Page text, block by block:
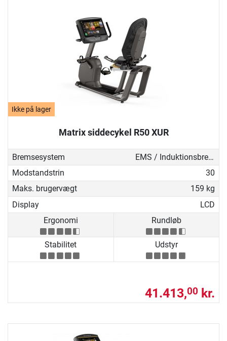
Ikke på lager
Matrix siddecykel R50 XUR
Bremsesystem
EMS / Induktionsbremse
Modstandstrin
30
Maks. brugervægt
159 kg
Display
LCD
Ergonomi
Rundløb
Stabilitet Udstyr
41.413,00 kr.